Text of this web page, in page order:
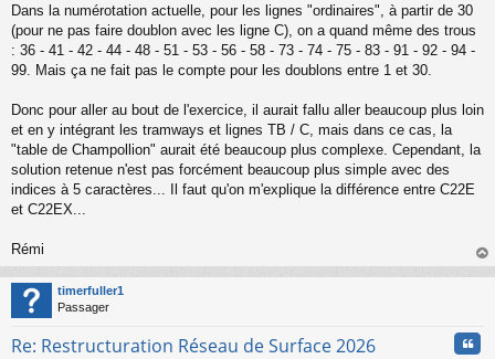
u
Dans la numérotation actuelle, pour les lignes "ordinaires", à partir de 30
(pour ne pas faire doublon avec les ligne C), on a quand même des trous
: 36 - 41 - 42 - 44 - 48 - 51 - 53 - 56 - 58 - 73 - 74 - 75 - 83 - 91 - 92 - 94 -
99. Mais ça ne fait pas le compte pour les doublons entre 1 et 30.
Donc pour aller au bout de l'exercice, il aurait fallu aller beaucoup plus loin
et en y intégrant les tramways et lignes TB / C, mais dans ce cas, la
"table de Champollion" aurait été beaucoup plus complexe. Cependant, la
solution retenue n'est pas forcément beaucoup plus simple avec des
indices à 5 caractères... Il faut qu'on m'explique la différence entre C22E
et C22EX...
Rémi
au
timerfuller1
Passager
Re: Restructuration Réseau de Surface 2026